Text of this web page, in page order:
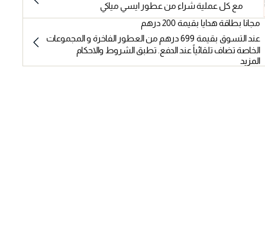
مع كل عملية شراء من عطور ايسي مياكي
مجانا بطاقة هدايا بقيمة 200 درهم
عند التسوق بقيمة 699 درهم من العطور الفاخرة و المجموعات
الخاصة تضاف تلقائياً عند الدفع. تطبق الشروط والاحكام
المزيد